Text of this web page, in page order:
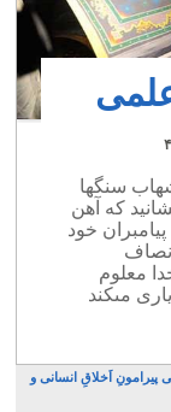
سنگها
که آهن
خود
معلوم
مى‏كند
پیرامونِ اَخلاقِ انسانی و